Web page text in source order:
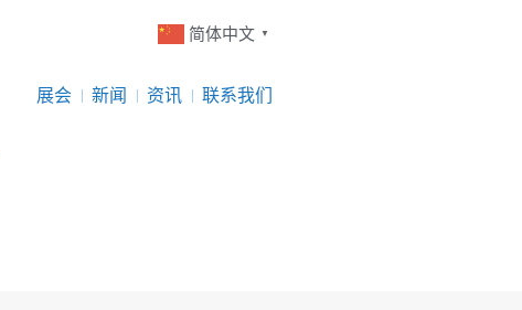
简体中文 ▼
展会 新闻 资讯 联系我们